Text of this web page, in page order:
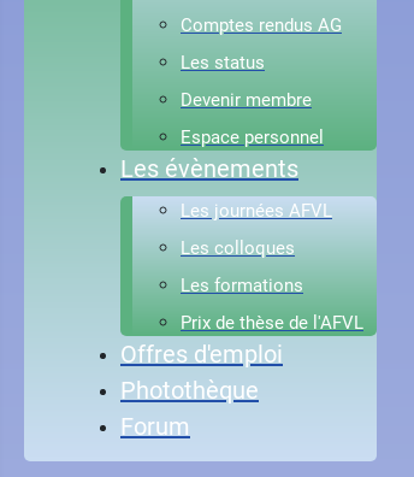
Comptes rendus AG
Les status
Devenir membre
Espace personnel
Les évènements
Les journées AFVL
Les colloques
Les formations
Prix de thèse de l'AFVL
Offres d'emploi
Photothèque
Forum